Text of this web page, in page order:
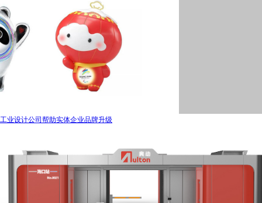
工业设计公司帮助实体企业品牌升级